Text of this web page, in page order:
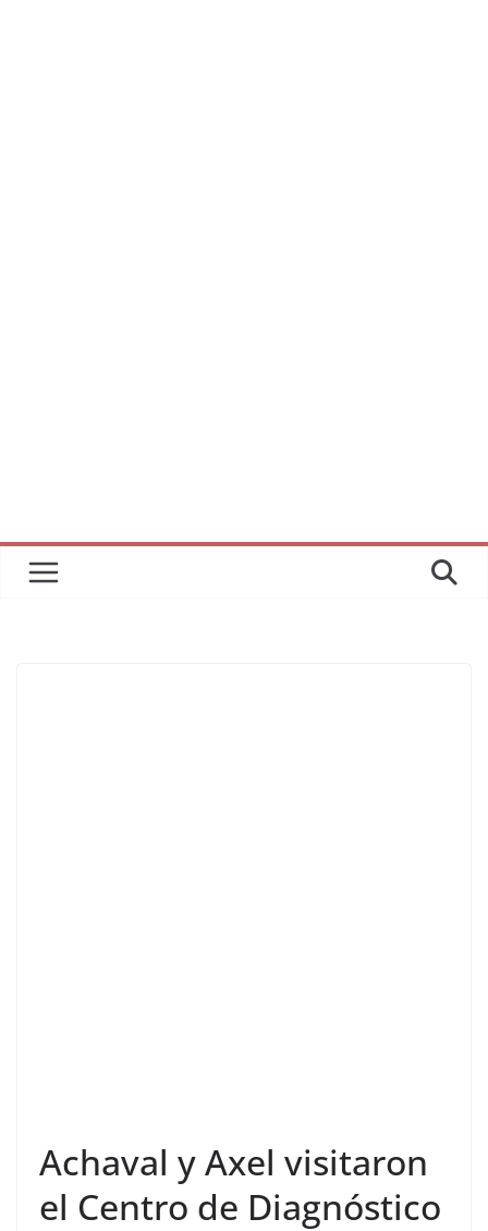
Achaval y Axel visitaron
el Centro de Diagnóstico